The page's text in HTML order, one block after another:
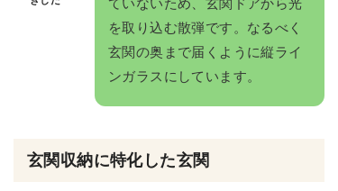
ていないため、玄関ドアから光
を取り込む散弾です。なるべく
玄関の奥まで届くように縦ライ
ンガラスにしています。
玄関収納に特化した玄関